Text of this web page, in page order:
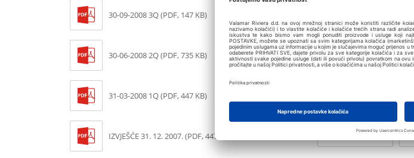
30-09-2008 3Q (PDF, 147 KB)
30-06-2008 2Q (PDF, 735 KB) Preuzmi
31-03-2008 1Q (PDF, 447 KB)
IZVJEŠĆE 31. 12. 2007. (PDF, 447 KB) Preuzmi